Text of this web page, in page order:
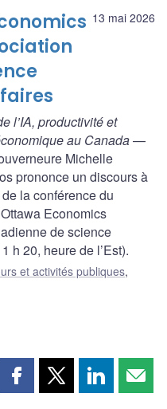
13 mai 2026
l’IA, productivité et
au Canada—
Michelle
prononce un discours à
de la conférence du
Economics
de science
h 20, heure de l’Est).
et activités publiques,
PartagerPartagerPartager